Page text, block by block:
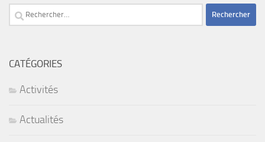
Rechercher :
CATÉGORIES
Activités
Actualités